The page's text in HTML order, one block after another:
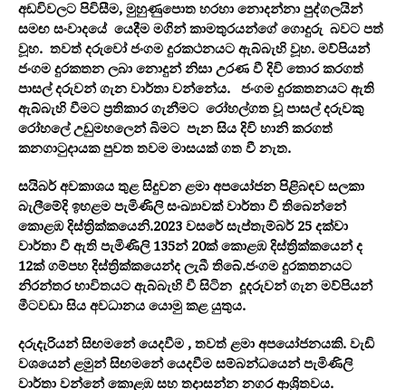
අඩවිවලට පිවිසීම, මුහුණුපොත හරහා නොදන්නා පුද්ගලයින්
සමඟ සංවාදයේ යෙදීම මගින් කාමතුරයන්ගේ ගොදුරු බවට පත්
වූහ. තවත් දරුවෝ ජංගම දුරකථනයට ඇබ්බැහි වූහ. මව්පියන්
ජංගම දුරකතන ලබා නොදුන් නිසා උරණ වී දිවි තොර කරගත්
පාසල් දරුවන් ගැන වාර්තා වන්නේය. ජංගම දුරකතනයට ඇති
ඇබ්බැහි වීමට ප්‍රතිකාර ගැනීමට රෝහල්ගත වූ පාසල් දරුවකු
රෝහලේ උඩුමහලෙන් බිමට පැන සිය දිවි හානි කරගත්
කනගාටුදායක පුවත තවම මාසයක් ගත වී නැත.
සයිබර් අවකාශය තුළ සිදුවන ළමා අපයෝජන පිළිබඳව සලකා
බැලීමේදි ඉහළම පැමිණිලි සංඛ්‍යාවක් වාර්තා වී තිබෙන්නේ
කොළඹ දිස්ත්‍රික්කයෙනි.2023 වසරේ සැප්තැම්බර් 25 දක්වා
වාර්තා වී ඇති පැමිණිලි 135න් 20ක් කොළඹ දිස්ත්‍රික්කයෙන් ද
12ක් ගම්පහ දිස්ත්‍රික්කයෙන්ද ලැබී තිබේ.ජංගම දුරකතනයට
නිරන්තර භාවිතයට ඇබ්බැහි වී සිටින දූදරුවන් ගැන මව්පියන්
මීටවඩා සිය අවධානය යොමු කළ යුතුය.
දරුදැරියන් සිඟමනේ යෙදවීම , තවත් ළමා අපයෝජනයකි. වැඩි
වශයෙන් ළමුන් සිඟමනේ යෙදවීම සම්බන්ධයෙන් පැමිණිලි
වාර්තා වන්නේ කොළඹ සහ තදාසන්න නගර ආශ්‍රිතවය.